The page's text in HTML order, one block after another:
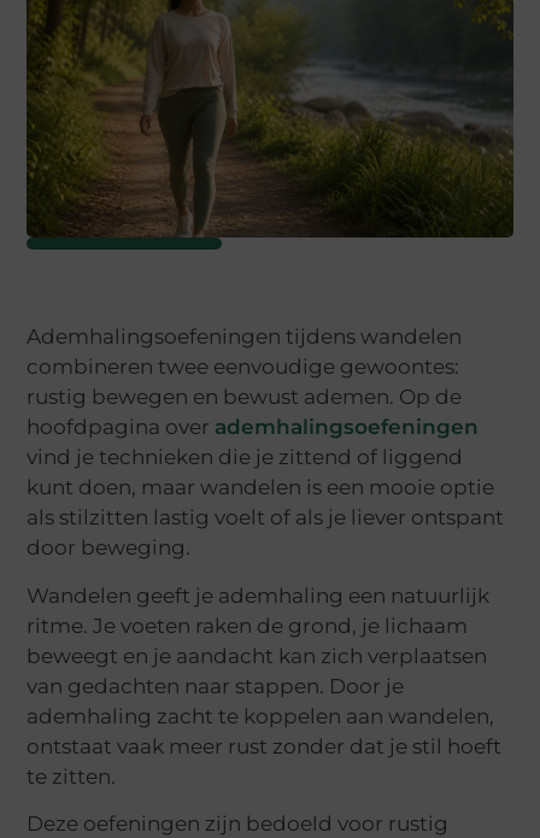
Ademhalingsoefeningen tijdens wandelen
combineren twee eenvoudige gewoontes:
rustig bewegen en bewust ademen. Op de
hoofdpagina over ademhalingsoefeningen
vind je technieken die je zittend of liggend
kunt doen, maar wandelen is een mooie optie
als stilzitten lastig voelt of als je liever ontspant
door beweging.
Wandelen geeft je ademhaling een natuurlijk
ritme. Je voeten raken de grond, je lichaam
beweegt en je aandacht kan zich verplaatsen
van gedachten naar stappen. Door je
ademhaling zacht te koppelen aan wandelen,
ontstaat vaak meer rust zonder dat je stil hoeft
te zitten.
Deze oefeningen zijn bedoeld voor rustig